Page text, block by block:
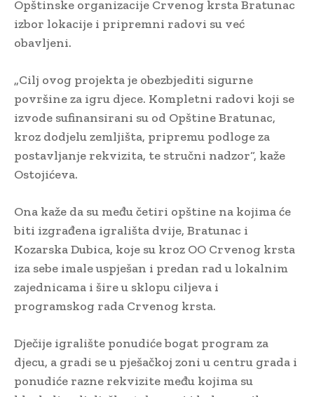
Opštinske organizacije Crvenog krsta Bratunac
izbor lokacije i pripremni radovi su već
obavljeni.
„Cilj ovog projekta je obezbjediti sigurne
površine za igru djece. Kompletni radovi koji se
izvode sufinansirani su od Opštine Bratunac,
kroz dodjelu zemljišta, pripremu podloge za
postavljanje rekvizita, te stručni nadzor“, kaže
Ostojićeva.
Ona kaže da su među četiri opštine na kojima će
biti izgrađena igrališta dvije, Bratunac i
Kozarska Dubica, koje su kroz OO Crvenog krsta
iza sebe imale uspješan i predan rad u lokalnim
zajednicama i šire u sklopu ciljeva i
programskog rada Crvenog krsta.
Dječije igralište ponudiće bogat program za
djecu, a gradi se u pješačkoj zoni u centru grada i
ponudiće razne rekvizite među kojima su